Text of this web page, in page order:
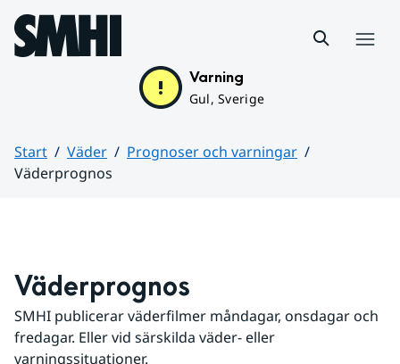
Hoppa till sidans innehåll
Varning
Gul, Sverige
Start Väder
Prognoser och varningar
Väderprognos
Väderprognos
SMHI publicerar väderfilmer måndagar, onsdagar och
fredagar. Eller vid särskilda väder- eller
varningssituationer.